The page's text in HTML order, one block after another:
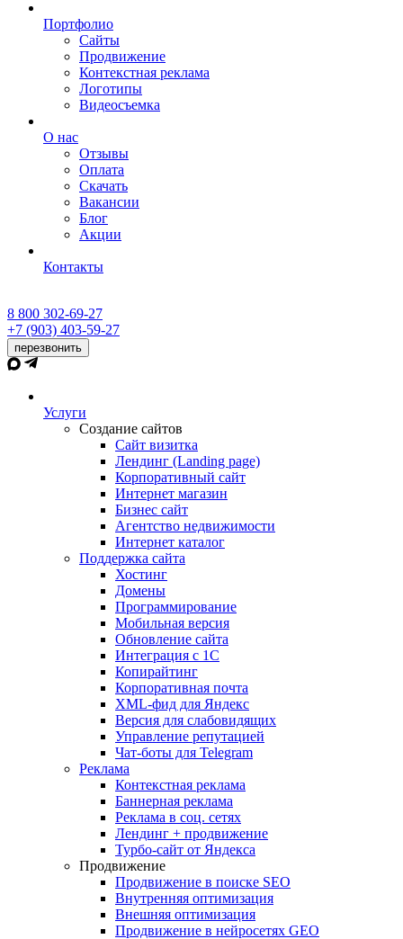
Портфолио
Сайты
Продвижение
Контекстная реклама
Логотипы
Видеосъемка
О нас
Отзывы
Оплата
Скачать
Вакансии
Блог
Акции
Контакты
8 800 302-69-27
+7 (903) 403-59-27
перезвонить
Услуги
Создание сайтов
Сайт визитка
Лендинг (Landing page)
Корпоративный сайт
Интернет магазин
Бизнес сайт
Агентство недвижимости
Интернет каталог
Поддержка сайта
Хостинг
Домены
Программирование
Мобильная версия
Обновление сайта
Интеграция с 1С
Копирайтинг
Корпоративная почта
XML-фид для Яндекс
Версия для слабовидящих
Управление репутацией
Чат-боты для Telegram
Реклама
Контекстная реклама
Баннерная реклама
Реклама в соц. сетях
Лендинг + продвижение
Турбо-сайт от Яндекса
Продвижение
Продвижение в поиске SEO
Внутренняя оптимизация
Внешняя оптимизация
Продвижение в нейросетях GEO